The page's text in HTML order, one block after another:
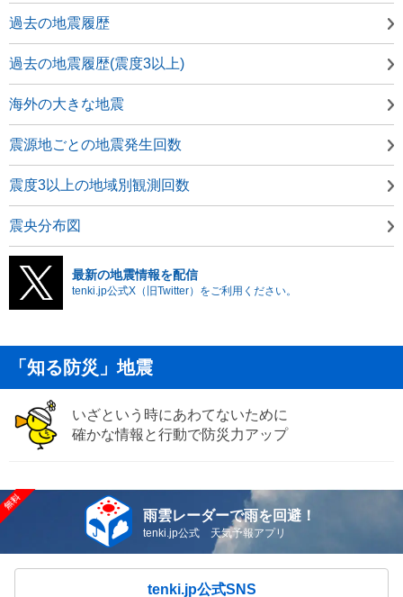
過去の地震履歴
過去の地震履歴(震度3以上)
海外の大きな地震
震源地ごとの地震発生回数
震度3以上の地域別観測回数
震央分布図
最新の地震情報を配信
tenki.jp公式X（旧Twitter）をご利用ください。
「知る防災」地震
いざという時にあわてないために
確かな情報と行動で防災力アップ
雨雲レーダーで雨を回避！
tenki.jp公式 天気予報アプリ
tenki.jp公式SNS